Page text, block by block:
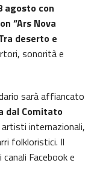
agosto con
“Ars Nova
deserto e
sonorità e
sarà affiancato
dal Comitato
internazionali,
folkloristici. Il
Facebook e